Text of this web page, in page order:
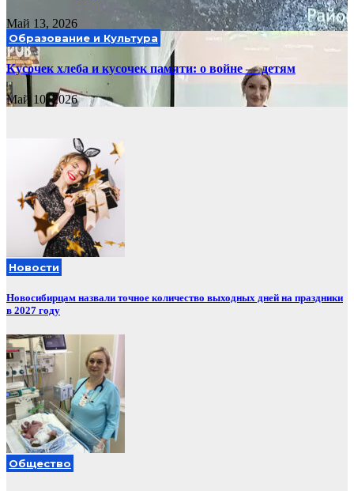
Май 13, 2026
Образование и Культура
Кусочек хлеба и кусочек памяти: о войне — детям
Май 10, 2026
Новости
Новосибирцам назвали точное количество выходных дней на праздники
в 2027 году
Общество